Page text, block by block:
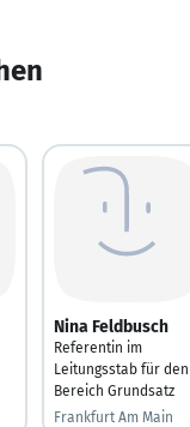
Nina Feldbusch
Referentin im
Leitungsstab für den
Bereich Grundsatz
Frankfurt Am Main